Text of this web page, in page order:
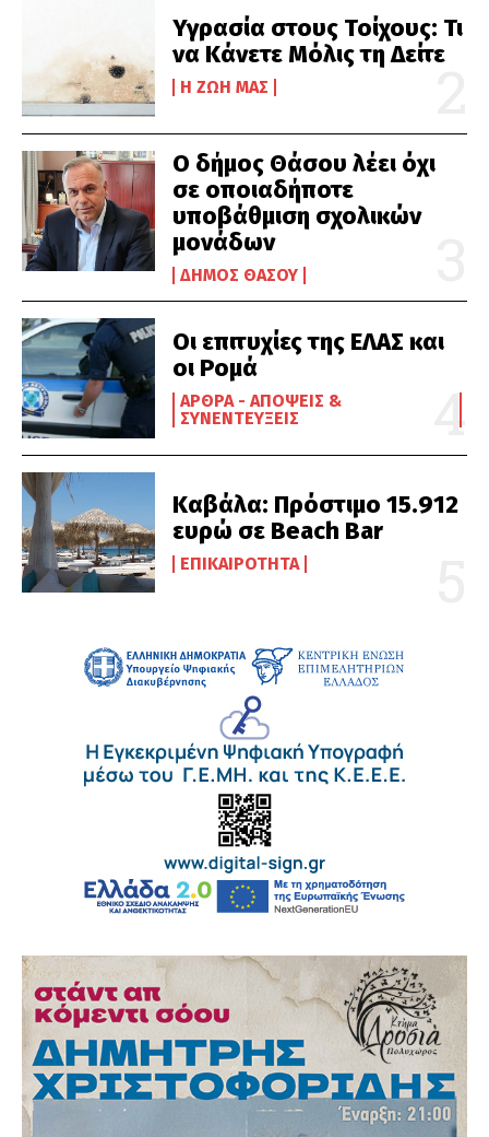
Υγρασία στους Τοίχους: Τι
να Κάνετε Μόλις τη Δείτε
Η ΖΩΉ ΜΑΣ
Ο δήμος Θάσου λέει όχι
σε οποιαδήποτε
υποβάθμιση σχολικών
μονάδων
ΔΉΜΟΣ ΘΆΣΟΥ
Οι επιτυχίες της ΕΛΑΣ και
οι Ρομά
ΆΡΘΡΑ - ΑΠΌΨΕΙΣ &
ΣΥΝΕΝΤΕΎΞΕΙΣ
Καβάλα: Πρόστιμο 15.912
ευρώ σε Beach Bar
ΕΠΙΚΑΙΡΌΤΗΤΑ